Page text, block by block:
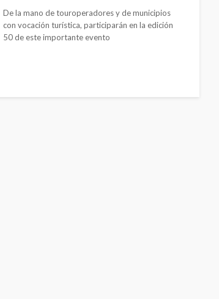
De la mano de touroperadores y de municipios
con vocación turística, participarán en la edición
50 de este importante evento